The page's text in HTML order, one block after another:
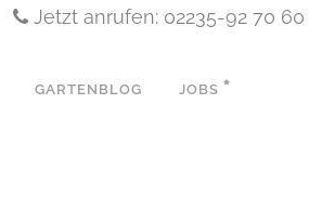
Jetzt anrufen: 02235-92 70 60
GARTENBLOG JOBS